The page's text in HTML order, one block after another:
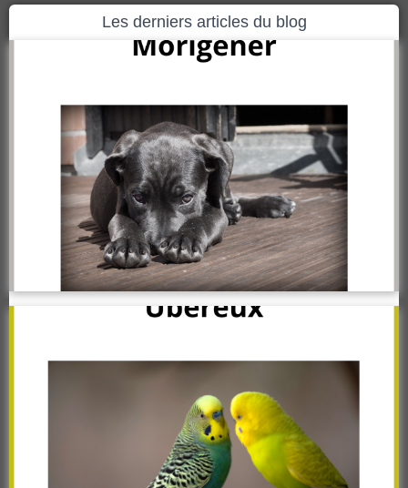
Les derniers articles du blog